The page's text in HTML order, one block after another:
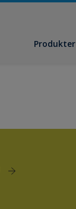
Produkter